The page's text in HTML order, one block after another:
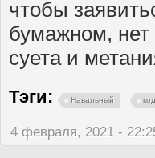
чтобы
бумажном, нет
суета и
Тэги: Навальный
4 февраля, 2021 -